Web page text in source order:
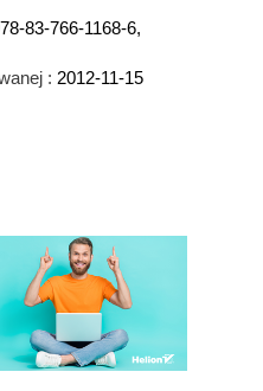
83-766-1168-6,
: 2012-11-15